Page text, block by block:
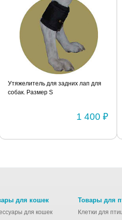
Утяжелитель для задних лап для
собак. Размер S
1 400 ₽
для кошек
для кошек
Товары для
Клетки для